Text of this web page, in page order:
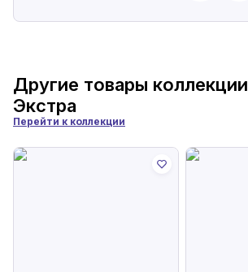
Другие товары коллекции
Экстра
Перейти к коллекции